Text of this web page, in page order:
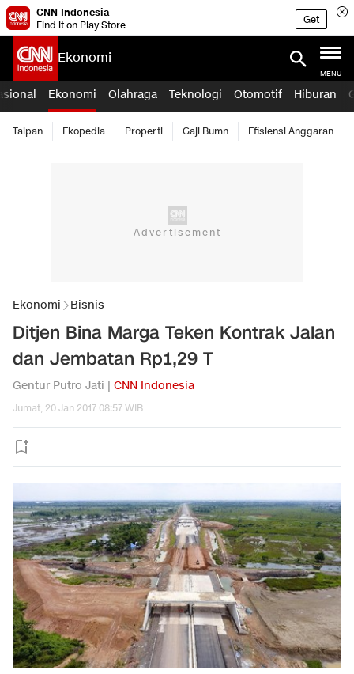
CNN Indonesia
Find it on Play Store
Get
Ekonomi
MENU
Ekonomi Olahraga Teknologi Otomotif Hiburan
Taipan Ekopedia Properti Gaji Bumn Efisiensi Anggaran
Ekonomi Bisnis
Ditjen Bina Marga Teken Kontrak Jalan
dan Jembatan Rp1,29 T
Gentur Putro Jati | CNN Indonesia
Jumat, 20 Jan 2017 08:57 WIB